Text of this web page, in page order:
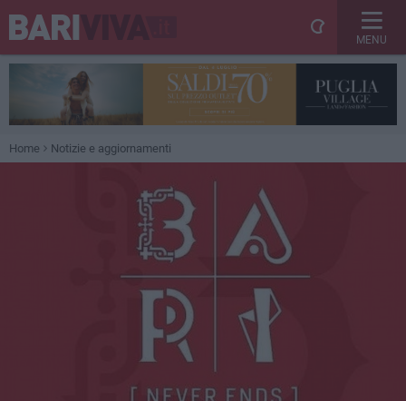
MENU
Home Notizie e aggiornamenti